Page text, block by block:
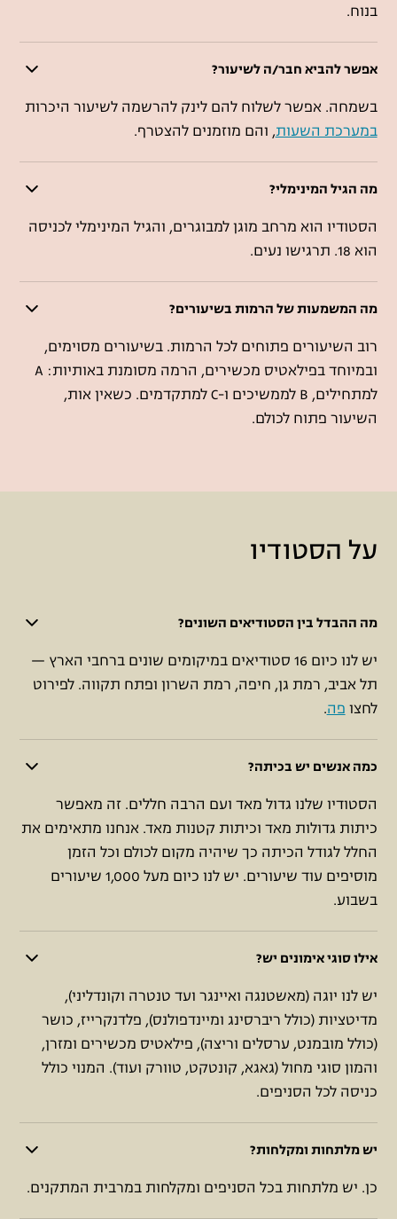
בנוח.
אפשר להביא חבר/ה לשיעור?
בשמחה. אפשר לשלוח להם לינק להרשמה לשיעור היכרות
במערכת השעות, והם מוזמנים להצטרף.
מה הגיל המינימלי?
הסטודיו הוא מרחב מוגן למבוגרים, והגיל המינימלי לכניסה
הוא 18. תרגישו נעים.
מה המשמעות של הרמות בשיעורים?
רוב השיעורים פתוחים לכל הרמות. בשיעורים מסוימים,
ובמיוחד בפילאטיס מכשירים, הרמה מסומנת באותיות: A
למתחילים, B לממשיכים ו-C למתקדמים. כשאין אות,
השיעור פתוח לכולם.
על הסטודיו
מה ההבדל בין הסטודיאים השונים?
יש לנו כיום 16 סטודיאים במיקומים שונים ברחבי הארץ —
תל אביב, רמת גן, חיפה, רמת השרון ופתח תקווה. לפירוט
לחצופה.
כמה אנשים יש בכיתה?
הסטודיו שלנו גדול מאד ועם הרבה חללים. זה מאפשר
כיתות גדולות מאד וכיתות קטנות מאד. אנחנו מתאימים את
החלל לגודל הכיתה כך שיהיה מקום לכולם וכל הזמן
מוסיפים עוד שיעורים. יש לנו כיום מעל 1,000 שיעורים
בשבוע.
אילו סוגי אימונים יש?
יש לנו יוגה (מאשטנגה ואיינגר ועד טנטרה וקונדליני),
מדיטציות (כולל ריברסינג ומיינדפולנס), פלדנקרייז, כושר
(כולל מובמנט, ערסלים וריצה), פילאטיס מכשירים ומזרן,
והמון סוגי מחול (גאגא, קונטקט, טוורק ועוד). המנוי כולל
כניסה לכל הסניפים.
יש מלתחות ומקלחות?
כן. יש מלתחות בכל הסניפים ומקלחות במרבית המתקנים.